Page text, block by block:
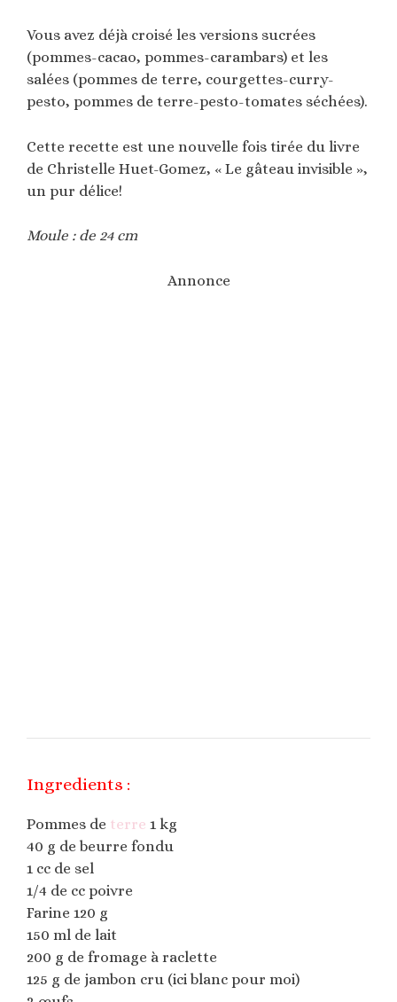
Vous avez déjà croisé les versions sucrées
(pommes-cacao, pommes-carambars) et les
salées (pommes de terre, courgettes-curry-
pesto, pommes de terre-pesto-tomates séchées).
Cette recette est une nouvelle fois tirée du livre
de Christelle Huet-Gomez, « Le gâteau invisible »,
un pur délice!
Moule : de 24 cm
Annonce
Ingredients :
Pommes de terre 1 kg
40 g de beurre fondu
1 cc de sel
1/4 de cc poivre
Farine 120 g
150 ml de lait
200 g de fromage à raclette
125 g de jambon cru (ici blanc pour moi)